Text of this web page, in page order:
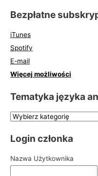
Bezpłatne
iTunes
Spotify
E-mail
Więcej możliwości
Tematyka języka
Login członka
Nazwa Użytkownika